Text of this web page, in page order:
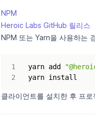
NPM
Heroic Labs GitHub 릴리스
NPM 또는 Yarn을 사용하는
yarn add
클라이언트를 설치한 후 프